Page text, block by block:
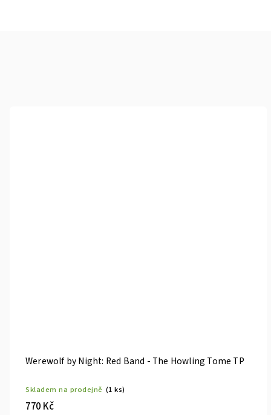
Werewolf by Night: Red Band - The Howling Tome TP
Skladem na prodejně (1 ks)
770 Kč